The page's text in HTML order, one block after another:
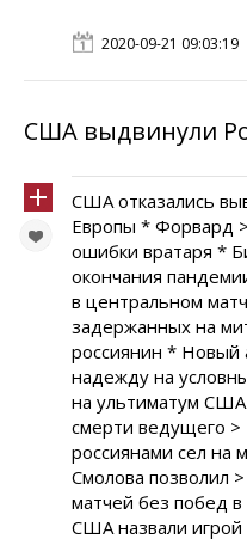
2020-09-21 09:03:19
США выдвинули
США отказались
Европы * Форвард
ошибки вратаря *
окончания
в центральном
задержанных на
россиянин * Новый
надежду на
на ультиматум США
смерти ведущего
россиянами сел на
Смолова позволил
матчей без побед
США назвали